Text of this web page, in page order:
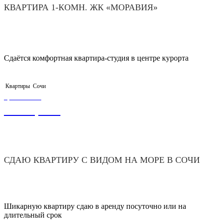
КВАРТИРА 1-КОМН. ЖК «МОРАВИЯ»
Сдаётся комфортная квартира-студия в центре курорта
Квартиры Сочи
СДАЮ КВАРТИРУ С ВИДОМ НА МОРЕ В СОЧИ
Шикарную квартиру сдаю в аренду посуточно или на
длительный срок